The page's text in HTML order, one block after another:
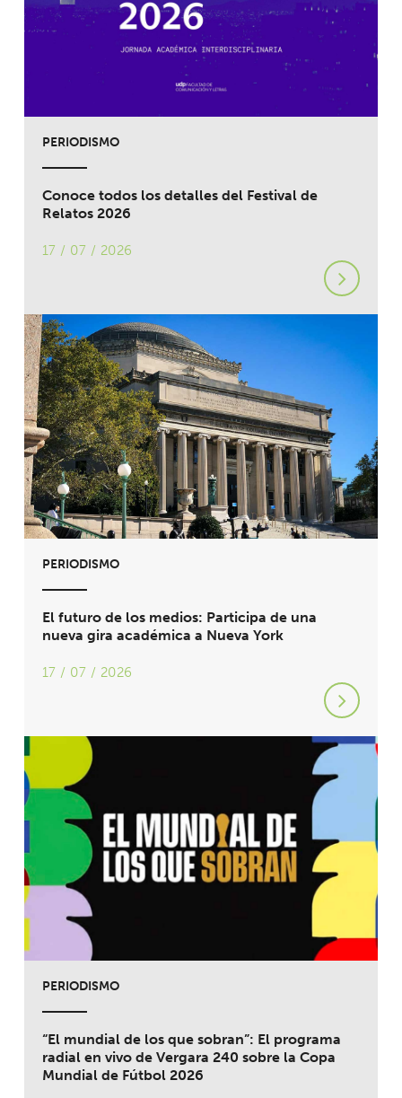
PERIODISMO
Conoce todos los detalles del Festival de
Relatos 2026
17 / 07 / 2026
PERIODISMO
El futuro de los medios: Participa de una
nueva gira académica a Nueva York
17 / 07 / 2026
PERIODISMO
“El mundial de los que sobran”: El programa
radial en vivo de Vergara 240 sobre la Copa
Mundial de Fútbol 2026